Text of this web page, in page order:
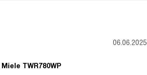
06.06.2025
TWR780WP